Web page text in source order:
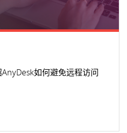
如何避免远程访问